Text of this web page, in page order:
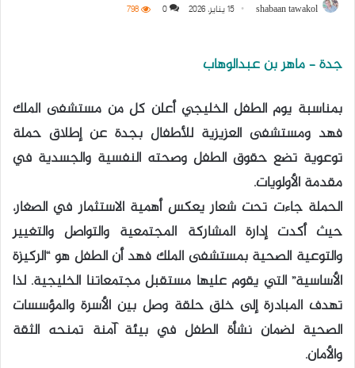
shabaan tawakol 15 يناير، 2026 0
798
جدة – ماهر بن عبدالوهاب
بمناسبة يوم الطفل الخليجي أعلن كل من مستشفى الملك
فهد ومستشفى العزيزية للأطفال بجدة عن إطلاق حملة
توعوية تضع حقوق الطفل وصحته النفسية والجسدية في
مقدمة الأولويات.
​الحملة جاءت تحت شعار يعكس أهمية الاستثمار في الصغار،
حيث أكدت إدارة المشاركة المجتمعية والتواصل والتغيير
والتوعية الصحية بمستشفى الملك فهد أن الطفل هو “الركيزة
الأساسية” التي يقوم عليها مستقبل مجتمعاتنا الخليجية. لذا
تهدف المبادرة إلى خلق حلقة وصل بين الأسرة والمؤسسات
الصحية لضمان نشأة الطفل في بيئة آمنة تمنحه الثقة
والأمان.